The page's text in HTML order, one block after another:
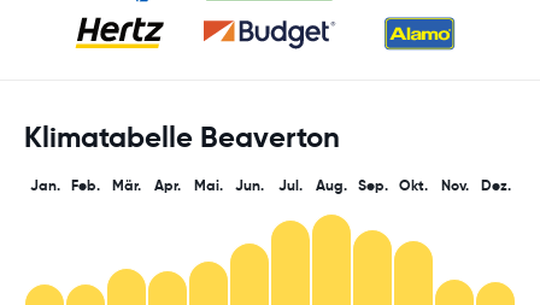
Klimatabelle Beaverton
Jan. Feb. Mär. Apr. Mai. Jun. Jul. Aug. Sep. Okt. Nov. Dez.